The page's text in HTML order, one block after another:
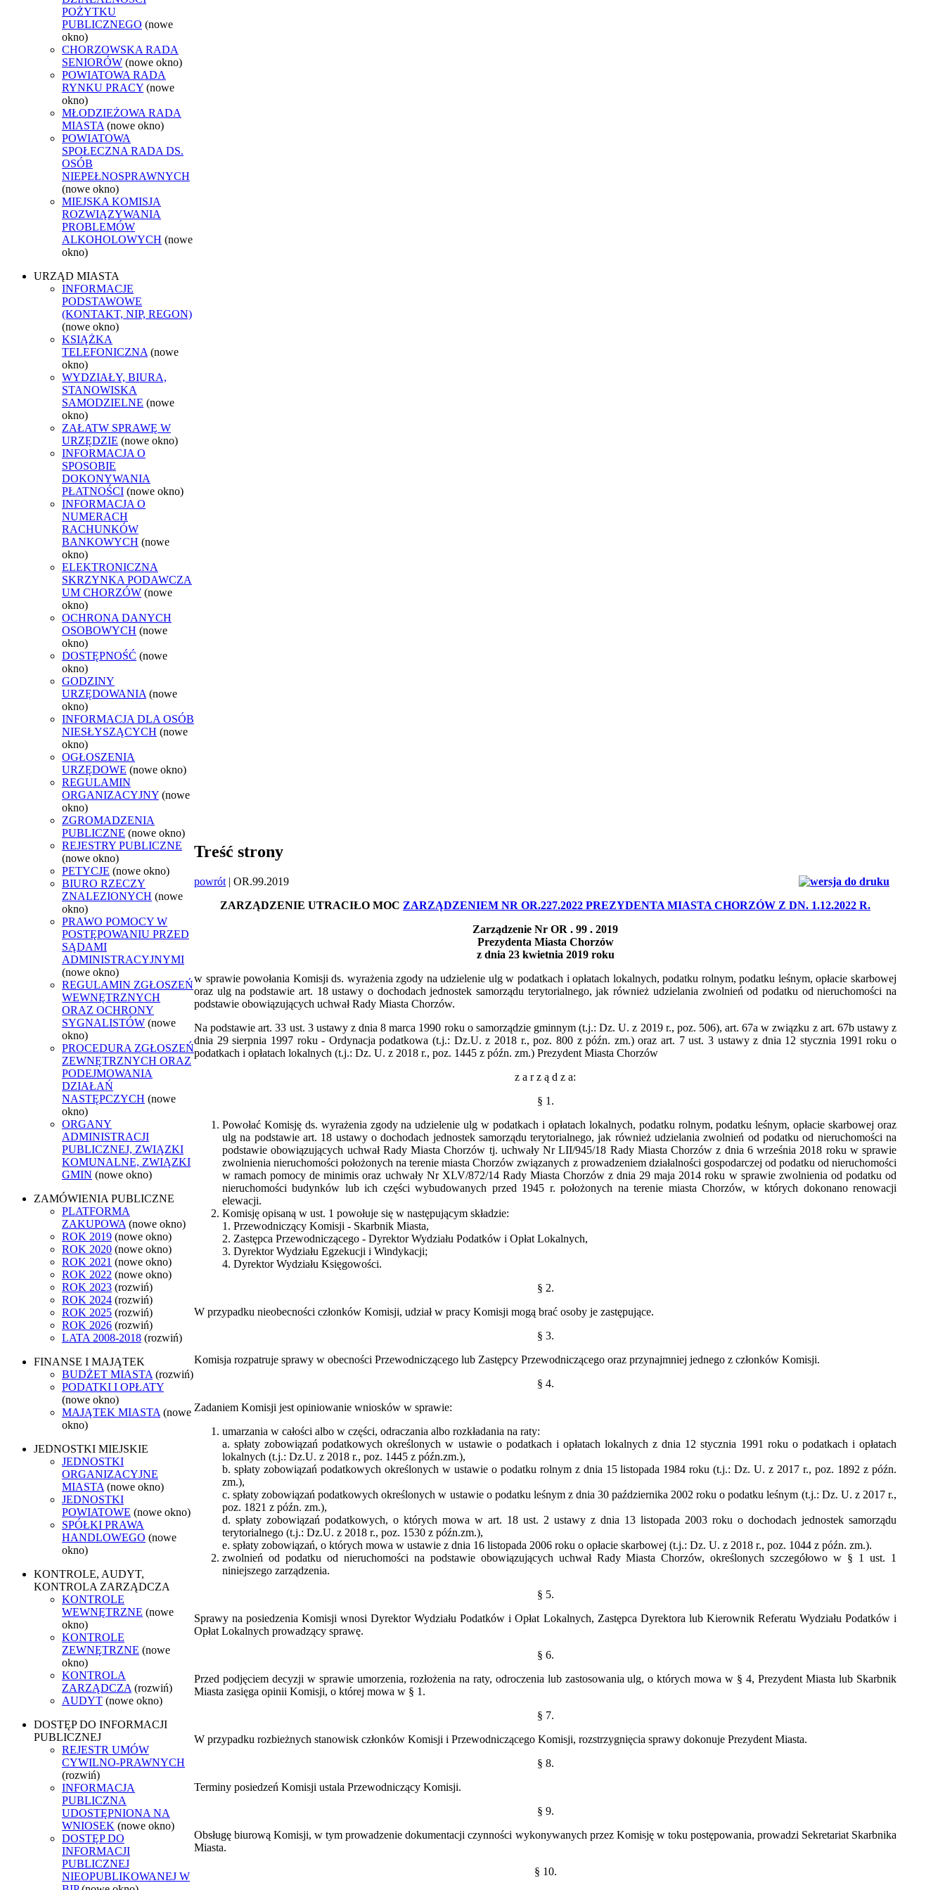
POŻYTKU
PUBLICZNEGO (nowe
okno)
CHORZOWSKA RADA
SENIORÓW (nowe okno)
POWIATOWA RADA
RYNKU PRACY (nowe
okno)
MŁODZIEŻOWA RADA
MIASTA (nowe okno)
POWIATOWA
SPOŁECZNA RADA DS.
OSÓB
NIEPEŁNOSPRAWNYCH
(nowe okno)
MIEJSKA KOMISJA
ROZWIĄZYWANIA
PROBLEMÓW
ALKOHOLOWYCH (nowe
okno)
URZĄD MIASTA
INFORMACJE
PODSTAWOWE
(KONTAKT, NIP, REGON)
(nowe okno)
KSIĄŻKA
TELEFONICZNA (nowe
okno)
WYDZIAŁY, BIURA,
STANOWISKA
SAMODZIELNE (nowe
okno)
ZAŁATW SPRAWĘ W
URZĘDZIE (nowe okno)
INFORMACJA O
SPOSOBIE
DOKONYWANIA
PŁATNOŚCI (nowe okno)
INFORMACJA O
NUMERACH
RACHUNKÓW
BANKOWYCH (nowe
okno)
ELEKTRONICZNA
SKRZYNKA PODAWCZA
UM CHORZÓW (nowe
okno)
OCHRONA DANYCH
OSOBOWYCH (nowe
okno)
DOSTĘPNOŚĆ (nowe
okno)
GODZINY
URZĘDOWANIA (nowe
okno)
INFORMACJA DLA OSÓB
NIESŁYSZĄCYCH (nowe
okno)
OGŁOSZENIA
URZĘDOWE (nowe okno)
REGULAMIN
ORGANIZACYJNY (nowe
okno)
ZGROMADZENIA
PUBLICZNE (nowe okno)
REJESTRY PUBLICZNE
(nowe okno)
PETYCJE (nowe okno)
BIURO RZECZY
ZNALEZIONYCH (nowe
okno)
PRAWO POMOCY W
POSTĘPOWANIU PRZED
SĄDAMI
ADMINISTRACYJNYMI
(nowe okno)
REGULAMIN ZGŁOSZEŃ
WEWNĘTRZNYCH
ORAZ OCHRONY
SYGNALISTÓW (nowe
okno)
PROCEDURA ZGŁOSZEŃ
ZEWNĘTRZNYCH ORAZ
PODEJMOWANIA
DZIAŁAŃ
NASTĘPCZYCH (nowe
okno)
ORGANY
ADMINISTRACJI
PUBLICZNEJ, ZWIĄZKI
KOMUNALNE, ZWIĄZKI
GMIN (nowe okno)
ZAMÓWIENIA PUBLICZNE
PLATFORMA
ZAKUPOWA (nowe okno)
ROK 2019 (nowe okno)
ROK 2020 (nowe okno)
ROK 2021 (nowe okno)
ROK 2022 (nowe okno)
ROK 2023 (rozwiń)
ROK 2024 (rozwiń)
ROK 2025 (rozwiń)
ROK 2026 (rozwiń)
LATA 2008-2018 (rozwiń)
FINANSE I MAJĄTEK
BUDŻET MIASTA (rozwiń)
PODATKI I OPŁATY
(nowe okno)
MAJĄTEK MIASTA (nowe
okno)
JEDNOSTKI MIEJSKIE
JEDNOSTKI
ORGANIZACYJNE
MIASTA (nowe okno)
JEDNOSTKI
POWIATOWE (nowe okno)
SPÓŁKI PRAWA
HANDLOWEGO (nowe
okno)
KONTROLE, AUDYT,
KONTROLA ZARZĄDCZA
KONTROLE
WEWNĘTRZNE (nowe
okno)
KONTROLE
ZEWNĘTRZNE (nowe
okno)
KONTROLA
ZARZĄDCZA (rozwiń)
AUDYT (nowe okno)
DOSTĘP DO INFORMACJI
PUBLICZNEJ
REJESTR UMÓW
CYWILNO-PRAWNYCH
(rozwiń)
INFORMACJA
PUBLICZNA
UDOSTĘPNIONA NA
WNIOSEK (nowe okno)
DOSTĘP DO
INFORMACJI
PUBLICZNEJ
NIEOPUBLIKOWANEJ W
Treść strony
powrót | OR.99.2019
ZARZĄDZENIE UTRACIŁO MOC ZARZĄDZENIEM NR OR.227.2022 PREZYDENTA MIASTA CHORZÓW Z DN. 1.12.2022 R.
Zarządzenie Nr OR . 99 . 2019
Prezydenta Miasta Chorzów
z dnia 23 kwietnia 2019 roku
w sprawie powołania Komisji ds. wyrażenia zgody na udzielenie ulg w podatkach i opłatach lokalnych, podatku rolnym, podatku leśnym, opłacie skarbowej
oraz ulg na podstawie art. 18 ustawy o dochodach jednostek samorządu terytorialnego, jak również udzielania zwolnień od podatku od nieruchomości na
podstawie obowiązujących uchwał Rady Miasta Chorzów.
Na podstawie art. 33 ust. 3 ustawy z dnia 8 marca 1990 roku o samorządzie gminnym (t.j.: Dz. U. z 2019 r., poz. 506), art. 67a w związku z art. 67b ustawy z
dnia 29 sierpnia 1997 roku - Ordynacja podatkowa (t.j.: Dz.U. z 2018 r., poz. 800 z późn. zm.) oraz art. 7 ust. 3 ustawy z dnia 12 stycznia 1991 roku o
podatkach i opłatach lokalnych (t.j.: Dz. U. z 2018 r., poz. 1445 z późn. zm.) Prezydent Miasta Chorzów
z a r z ą d z a:
§ 1.
Powołać Komisję ds. wyrażenia zgody na udzielenie ulg w podatkach i opłatach lokalnych, podatku rolnym, podatku leśnym, opłacie skarbowej oraz
ulg na podstawie art. 18 ustawy o dochodach jednostek samorządu terytorialnego, jak również udzielania zwolnień od podatku od nieruchomości na
podstawie obowiązujących uchwał Rady Miasta Chorzów tj. uchwały Nr LII/945/18 Rady Miasta Chorzów z dnia 6 września 2018 roku w sprawie
zwolnienia nieruchomości położonych na terenie miasta Chorzów związanych z prowadzeniem działalności gospodarczej od podatku od nieruchomości
w ramach pomocy de minimis oraz uchwały Nr XLV/872/14 Rady Miasta Chorzów z dnia 29 maja 2014 roku w sprawie zwolnienia od podatku od
nieruchomości budynków lub ich części wybudowanych przed 1945 r. położonych na terenie miasta Chorzów, w których dokonano renowacji
elewacji.
Komisję opisaną w ust. 1 powołuje się w następującym składzie:
1. Przewodniczący Komisji - Skarbnik Miasta,
2. Zastępca Przewodniczącego - Dyrektor Wydziału Podatków i Opłat Lokalnych,
3. Dyrektor Wydziału Egzekucji i Windykacji;
4. Dyrektor Wydziału Księgowości.
§ 2.
W przypadku nieobecności członków Komisji, udział w pracy Komisji mogą brać osoby je zastępujące.
§ 3.
Komisja rozpatruje sprawy w obecności Przewodniczącego lub Zastępcy Przewodniczącego oraz przynajmniej jednego z członków Komisji.
§ 4.
Zadaniem Komisji jest opiniowanie wniosków w sprawie:
umarzania w całości albo w części, odraczania albo rozkładania na raty:
a. spłaty zobowiązań podatkowych określonych w ustawie o podatkach i opłatach lokalnych z dnia 12 stycznia 1991 roku o podatkach i opłatach
lokalnych (t.j.: Dz.U. z 2018 r., poz. 1445 z późn.zm.),
b. spłaty zobowiązań podatkowych określonych w ustawie o podatku rolnym z dnia 15 listopada 1984 roku (t.j.: Dz. U. z 2017 r., poz. 1892 z późn.
zm.),
c. spłaty zobowiązań podatkowych określonych w ustawie o podatku leśnym z dnia 30 października 2002 roku o podatku leśnym (t.j.: Dz. U. z 2017 r.,
poz. 1821 z późn. zm.),
d. spłaty zobowiązań podatkowych, o których mowa w art. 18 ust. 2 ustawy z dnia 13 listopada 2003 roku o dochodach jednostek samorządu
terytorialnego (t.j.: Dz.U. z 2018 r., poz. 1530 z późn.zm.),
e. spłaty zobowiązań, o których mowa w ustawie z dnia 16 listopada 2006 roku o opłacie skarbowej (t.j.: Dz. U. z 2018 r., poz. 1044 z późn. zm.).
zwolnień od podatku od nieruchomości na podstawie obowiązujących uchwał Rady Miasta Chorzów, określonych szczegółowo w § 1 ust. 1
niniejszego zarządzenia.
§ 5.
Sprawy na posiedzenia Komisji wnosi Dyrektor Wydziału Podatków i Opłat Lokalnych, Zastępca Dyrektora lub Kierownik Referatu Wydziału Podatków i
Opłat Lokalnych prowadzący sprawę.
§ 6.
Przed podjęciem decyzji w sprawie umorzenia, rozłożenia na raty, odroczenia lub zastosowania ulg, o których mowa w § 4, Prezydent Miasta lub Skarbnik
Miasta zasięga opinii Komisji, o której mowa w § 1.
§ 7.
W przypadku rozbieżnych stanowisk członków Komisji i Przewodniczącego Komisji, rozstrzygnięcia sprawy dokonuje Prezydent Miasta.
§ 8.
Terminy posiedzeń Komisji ustala Przewodniczący Komisji.
§ 9.
Obsługę biurową Komisji, w tym prowadzenie dokumentacji czynności wykonywanych przez Komisję w toku postępowania, prowadzi Sekretariat Skarbnika
Miasta.
§ 10.